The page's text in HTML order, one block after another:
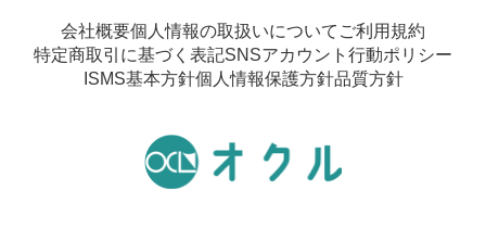
会社概要個人情報の取扱いについて ご利用規約
特定商取引に基づく表記SNSアカウント行動ポリシー
ISMS基本方針個人情報保護方針品質方針